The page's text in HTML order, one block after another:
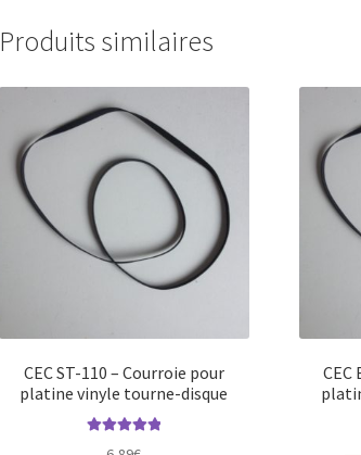
Produits similaires
CEC ST-110 – Courroie pour
platine vinyle tourne-disque
CEC